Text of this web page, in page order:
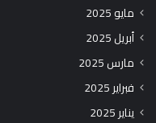
مايو 2025
أبريل 2025
مارس 2025
فبراير 2025
يناير 2025